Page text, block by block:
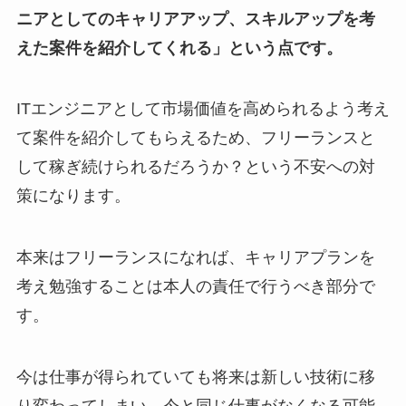
ニアとしてのキャリアアップ、スキルアップを考
えた案件を紹介してくれる」という点です。
ITエンジニアとして市場価値を高められるよう考え
て案件を紹介してもらえるため、フリーランスと
して稼ぎ続けられるだろうか？という不安への対
策になります。
本来はフリーランスになれば、キャリアプランを
考え勉強することは本人の責任で行うべき部分で
す。
今は仕事が得られていても将来は新しい技術に移